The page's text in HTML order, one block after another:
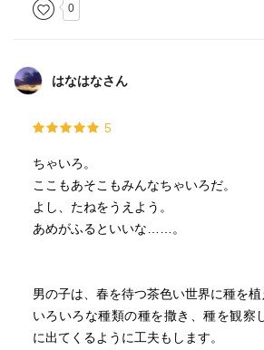
0
はなはなさん
5
ちゃいろ。
ここもあそこもみんなちゃいろだ。
よし、たねをうえよう。
あめがふるといいな……。
男の子は、春を待つ茶色い世界に種を植
いろいろな種類の種を撒き、種を観察
に出てくるように工夫もします。